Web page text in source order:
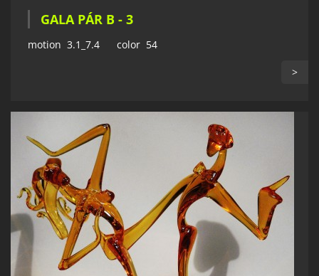
GALA PÁR B - 3
motion 3.1_7.4 color 54
>